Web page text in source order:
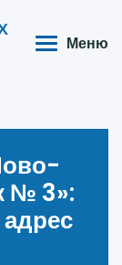
Меню
№ 3»‎: